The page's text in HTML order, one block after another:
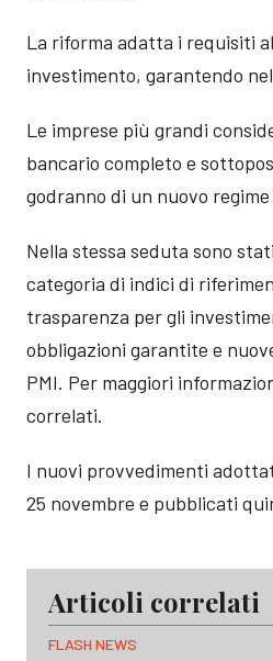
La riforma adatta i requisiti
investimento, garantendo
Le imprese più grandi
bancario completo e
godranno di un nuovo
Nella stessa seduta sono
categoria di indici di
trasparenza per gli
obbligazioni garantite e
PMI. Per maggiori
correlati.
I nuovi provvedimenti
25 novembre e pubblicati
Articoli correlati
FLASH NEWS